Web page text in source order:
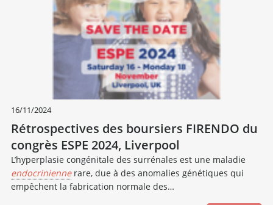
16/11/2024
Rétrospectives des boursiers FIRENDO du
congrès ESPE 2024, Liverpool
L’hyperplasie congénitale des surrénales est une maladie
endocriniennerare, due à des anomalies génétiques qui
empêchent la fabrication normale des…